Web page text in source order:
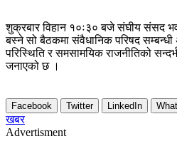
शुक्रबार विहान १०ः३० बजे संघीय संसद
बस्ने सो बैठकमा संवैधानिक परिषद
परिस्थिति र समसामयिक राजनीतिको
जनाएको छ ।
Facebook Twitter LinkedIn
खबर
Advertisment